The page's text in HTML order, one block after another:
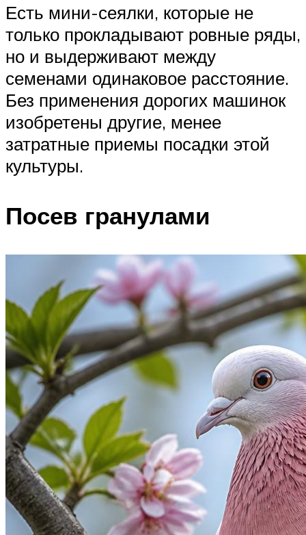
Есть мини-сеялки, которые не
только прокладывают ровные ряды,
но и выдерживают между
семенами одинаковое расстояние.
Без применения дорогих машинок
изобретены другие, менее
затратные приемы посадки этой
культуры.
Посев гранулами